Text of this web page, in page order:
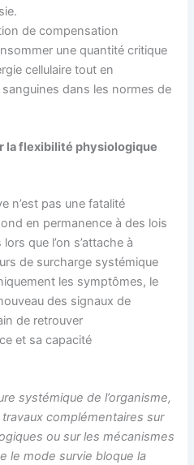
de compensation
une quantité critique
cellulaire tout en
dans les normes de
la flexibilité physiologique
n’est pas une fatalité
en permanence à des lois
que l’on s’attache à
de surcharge systémique
les symptômes, le
des signaux de
de retrouver
et sa capacité
systémique de l’organisme,
complémentaires sur
ou sur les mécanismes
le mode survie bloque la